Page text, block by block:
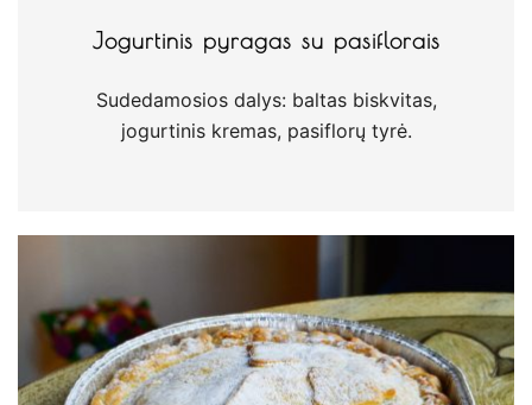
Jogurtinis pyragas su pasiflorais
Sudedamosios dalys: baltas biskvitas,
jogurtinis kremas, pasiflorų tyrė.